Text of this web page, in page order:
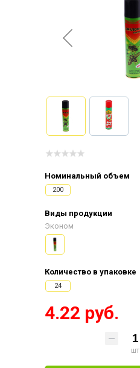
Номинальный объем
200
Виды продукции
Эконом
Количество в упаковке
24
4.22 руб.
шт